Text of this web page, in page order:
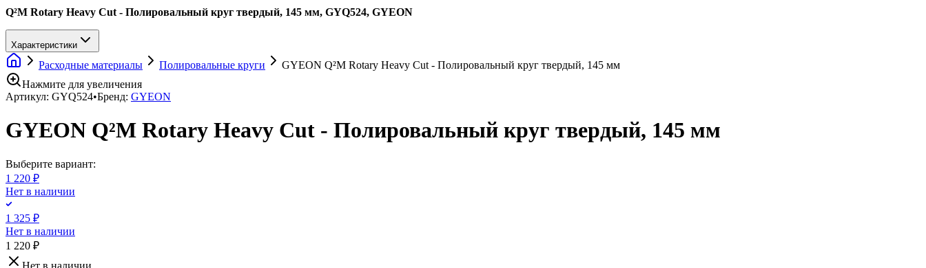
Q²M Rotary Heavy Cut - Полировальный круг твердый, 145 мм, GYQ524, GYEON
Характеристики
Расходные материалы Полировальные круги
GYEON Q²M Rotary Heavy Cut - Полировальный круг твердый, 145 мм
Нажмите для увеличения
Артикул: GYQ524•Бренд: GYEON
GYEON Q²M Rotary Heavy Cut - Полировальный круг твердый, 145 мм
Выберите вариант:
1 220 ₽
Нет в наличии
1 325 ₽
Нет в наличии
1 220 ₽
Нет в наличии